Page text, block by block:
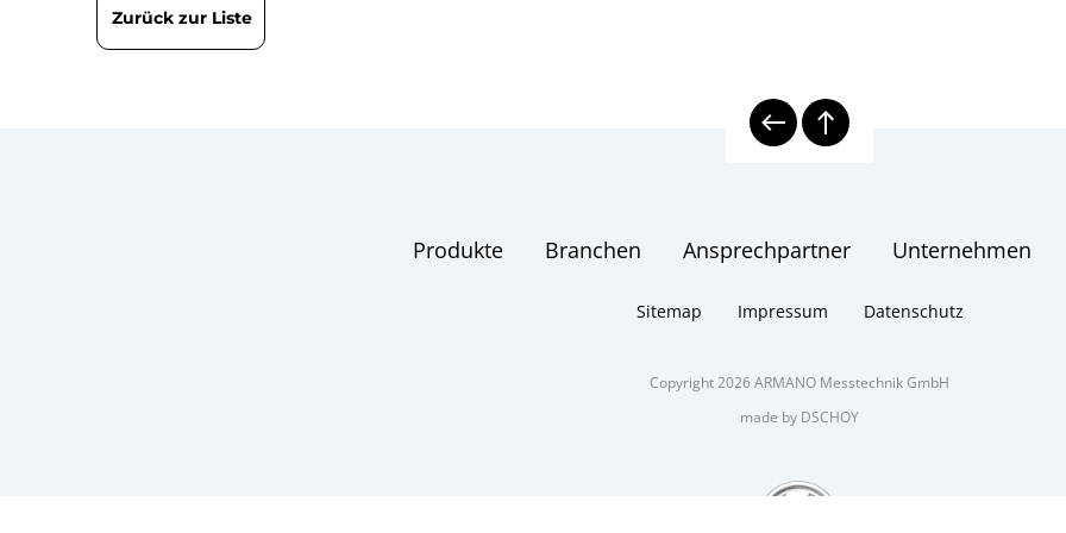
Zurück zur Liste
Produkte Branchen Ansprechpartner Unternehmen
Sitemap Impressum Datenschutz
Copyright 2026 ARMANO Messtechnik GmbH
made by DSCHOY